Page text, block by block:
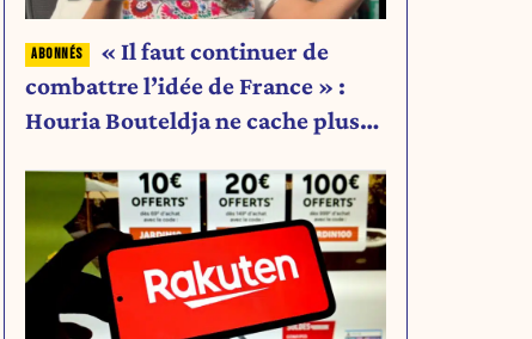
« Il faut continuer de
combattre l’idée de France » :
Houria Bouteldja ne cache plus